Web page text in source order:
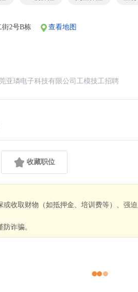
2号B栋
查看地图
亚璘电子科技有限公司工模技工招聘
收藏职位
收取财物（如抵押金、培训费等）、强
诈骗。